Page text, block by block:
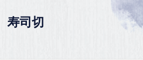
寿司切